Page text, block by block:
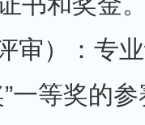
审）：专
一等奖的